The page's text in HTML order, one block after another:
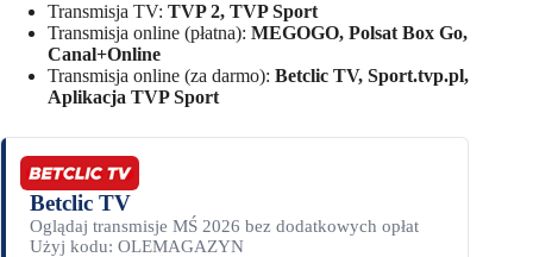
Transmisja TV: TVP 2, TVP Sport
Transmisja online (płatna): MEGOGO, Polsat Box Go,
Canal+Online
Transmisja online (za darmo): Betclic TV, Sport.tvp.pl,
Aplikacja TVP Sport
Betclic TV
Oglądaj transmisje MŚ 2026 bez dodatkowych opłat
Użyj kodu: OLEMAGAZYN